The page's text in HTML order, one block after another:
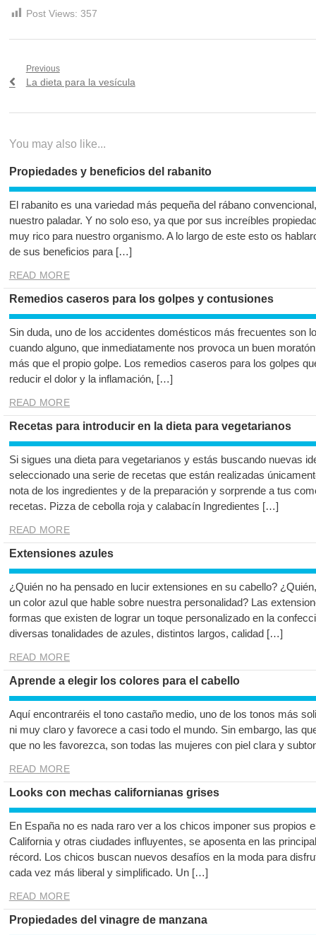
Post Views: 357
Navegación
Previous
Previous
La dieta para la vesícula
You may also like...
Propiedades y beneficios del rabanito
El rabanito es una variedad más pequeña del rábano
nuestro paladar. Y no solo eso, ya que por sus increíbles
muy rico para nuestro organismo. A lo largo de este esto os
de sus beneficios para […]
READ MORE
Remedios caseros para los golpes y contusiones
Sin duda, uno de los accidentes domésticos más frecuentes son
cuando alguno, que inmediatamente nos provoca un buen
más que el propio golpe. Los remedios caseros para los golpes
reducir el dolor y la inflamación, […]
READ MORE
Recetas para introducir en la dieta para vegetarianos
Si sigues una dieta para vegetarianos y estás buscando nuevas
seleccionado una serie de recetas que están realizadas
nota de los ingredientes y de la preparación y sorprende a tus
recetas. Pizza de cebolla roja y calabacín Ingredientes […]
READ MORE
Extensiones azules
¿Quién no ha pensado en lucir extensiones en su cabello?
un color azul que hable sobre nuestra personalidad? Las
formas que existen de lograr un toque personalizado en la
diversas tonalidades de azules, distintos largos, calidad […]
READ MORE
Aprende a elegir los colores para el cabello
Aquí encontraréis el tono castaño medio, uno de los tonos más
ni muy claro y favorece a casi todo el mundo. Sin embargo, las
que no les favorezca, son todas las mujeres con piel clara y
READ MORE
Looks con mechas californianas grises
En España no es nada raro ver a los chicos imponer sus propios
California y otras ciudades influyentes, se aposenta en las
récord. Los chicos buscan nuevos desafíos en la moda para
cada vez más liberal y simplificado. Un […]
READ MORE
Propiedades del vinagre de manzana